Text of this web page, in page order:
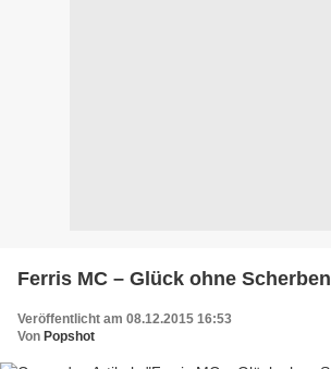
Ferris MC – Glück ohne Scherben
Veröffentlicht am 08.12.2015 16:53
Von Popshot